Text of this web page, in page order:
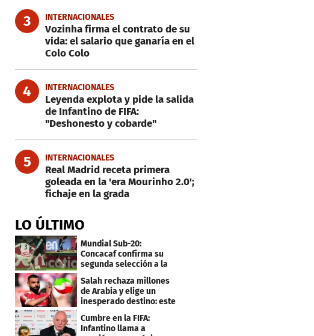
3 INTERNACIONALES
Vozinha firma el contrato de su
vida: el salario que ganaría en el
Colo Colo
4 INTERNACIONALES
Leyenda explota y pide la salida
de Infantino de FIFA:
"Deshonesto y cobarde"
5 INTERNACIONALES
Real Madrid receta primera
goleada en la 'era Mourinho 2.0';
fichaje en la grada
LO ÚLTIMO
Mundial Sub-20:
Concacaf confirma su
segunda selección a la
Copa del Mundo 2027
Salah rechaza millones
de Arabia y elige un
inesperado destino: este
será su club
Cumbre en la FIFA:
Infantino llama a